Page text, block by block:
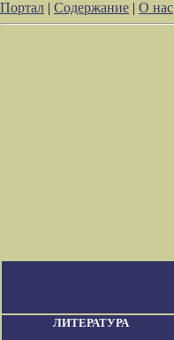
Портал | Содержание | О нас
ЛИТЕРАТУРА